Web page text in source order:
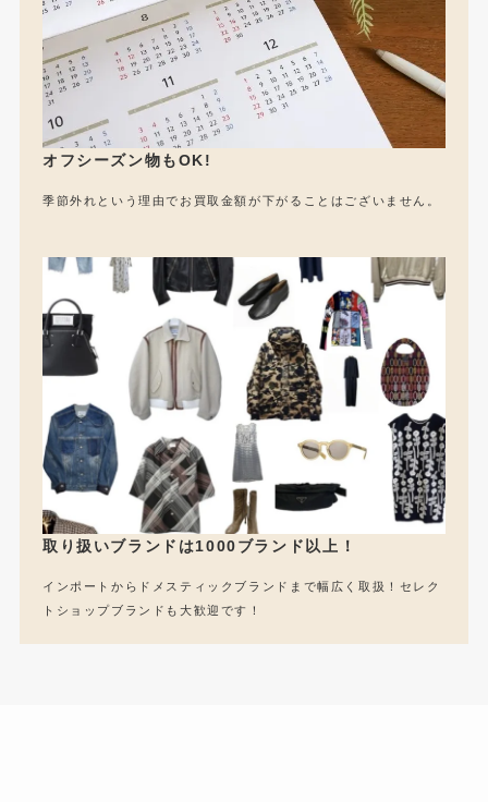
オフシーズン物もOK!
季節外れという理由でお買取金額が下がることはございません。
取り扱いブランドは1000ブランド以上！
インポートからドメスティックブランドまで幅広く取扱！セレク
トショップブランドも大歓迎です！